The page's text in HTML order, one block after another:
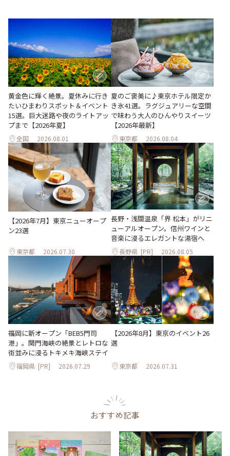
黄金色に輝く絶景。夏休みに行き
たいひまわりスポット＆イベント
15選。巨大迷路や夜のライトアッ
プまで【2026年夏】
全国 2026.08.01
夏のご褒美に♪東京ホテル限定か
き氷41選。ラグジュアリーな空間
で味わう大人のひんやりスイーツ
【2026年最新】
東京都 2026.08.04
【2026年7月】東京ニューオープ
ン23選
東京都 2026.07.30
長野・浅間温泉「界 松本」がリニ
ューアルオープン。信州ワインと
音楽に浸るエレガントな湯宿へ
長野県 [PR] 2026.08.05
福岡に新オープン「BEB5門司
港」。関門海峡の絶景とレトロな
街並みに浸るトキメキ海峡ステイ
福岡県 [PR] 2026.07.29
【2026年8月】東京のイベント26
選
東京都 2026.07.31
おすすめ記事